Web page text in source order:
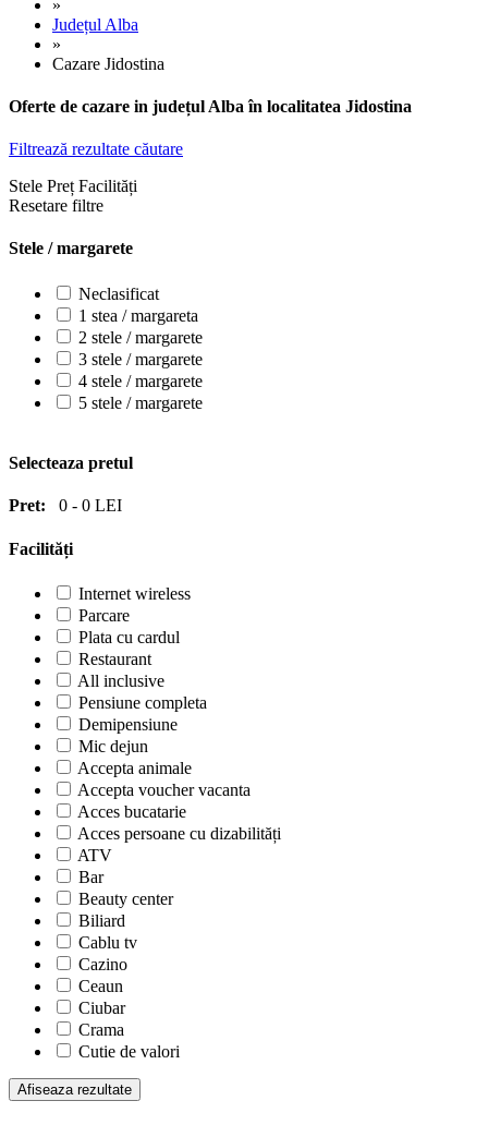
»
Județul Alba
»
Cazare Jidostina
Oferte de cazare in județul Alba în localitatea Jidostina
Filtrează rezultate căutare
Stele Preț Facilități
Resetare filtre
Stele / margarete
Neclasificat
1 stea / margareta
2 stele / margarete
3 stele / margarete
4 stele / margarete
5 stele / margarete
Selecteaza pretul
Pret: 0 - 0 LEI
Facilități
Internet wireless
Parcare
Plata cu cardul
Restaurant
All inclusive
Pensiune completa
Demipensiune
Mic dejun
Accepta animale
Accepta voucher vacanta
Acces bucatarie
Acces persoane cu dizabilități
ATV
Bar
Beauty center
Biliard
Cablu tv
Cazino
Ceaun
Ciubar
Crama
Cutie de valori
Echitatie